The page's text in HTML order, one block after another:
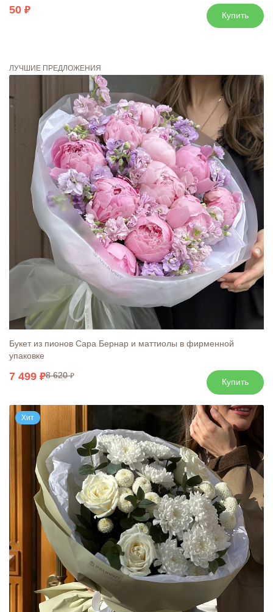
50 Купить
ЛУЧШИЕ ПРЕДЛОЖЕНИЯ
Букет из пионов Сара Бернар и маттиолы в фирменной
упаковке
7 499 8 620
Купить
Хит